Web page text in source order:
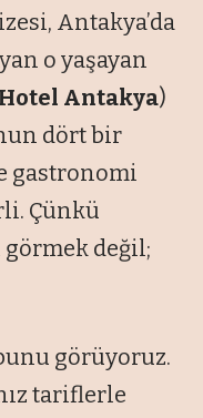
Antakya’da
o yaşayan
Antakya)
dört bir
gastronomi
Çünkü
değil;
görüyoruz.
tariflerle